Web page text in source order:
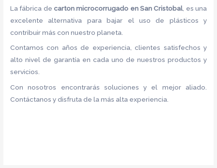
La fábrica decarton microcorrugado en San Cristobal , es una
excelente alternativa para bajar el uso de plásticos y
contribuir más con nuestro planeta.
Contamos con años de experiencia, clientes satisfechos y
alto nivel de garantía en cada uno de nuestros productos y
servicios.
Con nosotros encontrarás soluciones y el mejor aliado.
Contáctanos y disfruta de la más alta experiencia.